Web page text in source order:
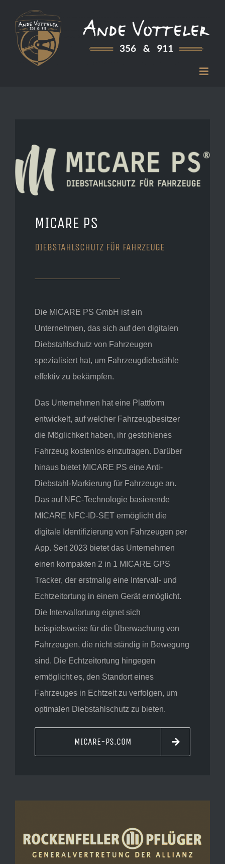
Inhalt
springen
MICARE PS
DIEBSTAHLSCHUTZ FÜR FAHRZEUGE
Die MICARE PS GmbH ist ein
Unternehmen, das sich auf den digitalen
Diebstahlschutz von Fahrzeugen
spezialisiert hat, um Fahrzeugdiebstähle
effektiv zu bekämpfen.
Das Unternehmen hat eine Plattform
entwickelt, auf welcher Fahrzeugbesitzer
die Möglichkeit haben, ihr gestohlenes
Fahrzeug kostenlos einzutragen. Darüber
hinausbietet MICARE PS eine Anti-
Diebstahl-Markierung für Fahrzeuge an.
Das auf NFC-Technologie basierende
MICARE NFC-ID-SET ermöglicht die
digitale Identifizierung von Fahrzeugen per
App. Seit 2023 bietet das Unternehmen
einen kompakten 2 in 1 MICARE GPS
Tracker, der erstmalig eine Intervall- und
Echtzeitortung in einem Gerät ermöglicht.
Die Intervallortung eignet sich
beispielsweise für die Überwachung von
Fahrzeugen, die nicht ständig in Bewegung
sind. Die Echtzeitortung hingegen
ermöglicht es, den Standort eines
Fahrzeuges in Echtzeit zu verfolgen, um
optimalen Diebstahlschutz zu bieten.
MICARE-PS.COM